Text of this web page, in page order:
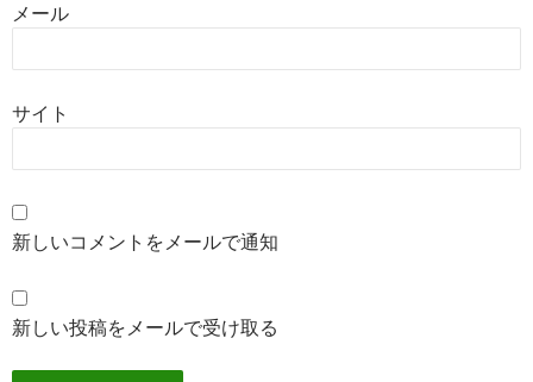
メール
サイト
新しいコメントをメールで通知
新しい投稿をメールで受け取る